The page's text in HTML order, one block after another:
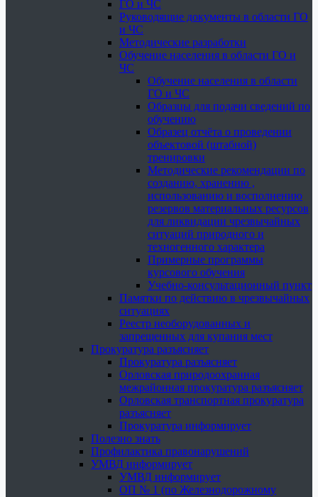
ГО и ЧС
Руководящие документы в области ГО
и ЧС
Методические разработки
Обучение населения в области ГО и
ЧС
Обучение населения в области
ГО и ЧС
Образцы для подачи сведений по
обучению
Образец отчёта о проведении
объектовой (штабной)
тренировки
Методические рекомендации по
созданию, хранению ,
использованию и восполнению
резервов материальных ресурсов
для ликвидации чрезвычайных
ситуаций природного и
техногенного характера
Примерные программы
курсового обучения
Учебно-консультационный пункт
Памятки по действию в чрезвычайных
ситуациях
Реестр необорудованных и
запрещенных для купания мест
Прокуратура разъясняет
Прокуратура разъясняет
Орловская природоохранная
межрайонная прокуратура разъясняет
Орловская транспортная прокуратура
разъясняет
Прокуратура информирует
Полезно знать
Профилактика правонарушений
УМВД информирует
УМВД информирует
ОП № 1 (по Железнодорожному